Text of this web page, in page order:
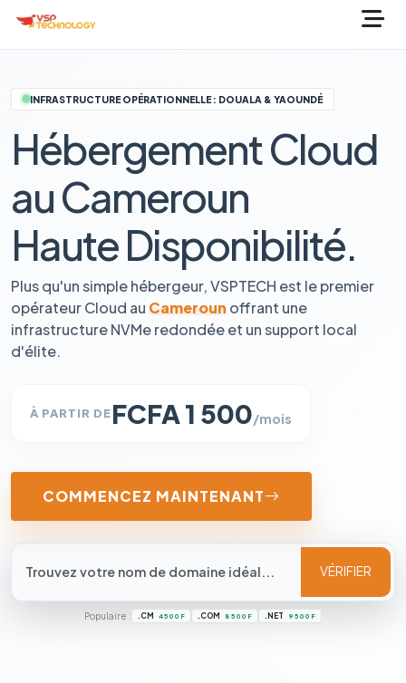
INFRASTRUCTURE OPÉRATIONNELLE : DOUALA & YAOUNDÉ
Hébergement Cloud
au Cameroun
Haute Disponibilité.
Plus qu'un simple hébergeur, VSPTECH est le premier
opérateur Cloud au Cameroun offrant une
infrastructure NVMe redondée et un support local
d'élite.
À PARTIR DEFCFA 1 500/mois
COMMENCEZ MAINTENANT
VÉRIFIER
Populaire : .CM 4 500 F .COM 8 500 F .NET 9 500 F